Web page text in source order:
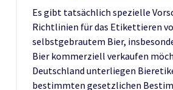
Es gibt tatsächlich spezielle
Richtlinien für das Etikettieren
selbstgebrautem Bier,
Bier kommerziell verkaufen
Deutschland unterliegen
bestimmten gesetzlichen